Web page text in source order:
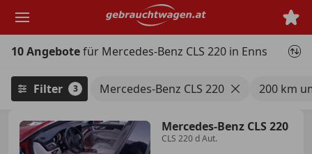
Hauptinhalt
10 Angebotefür Mercedes-Benz CLS 220 in Enns
Filter 3 Mercedes-Benz CLS 220 200 km
Mercedes-Benz CLS 220
CLS 220 d Aut.